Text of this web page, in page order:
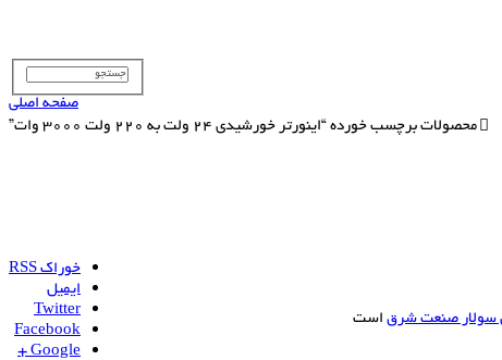
صفحه اصلی
محصولات برچسب خورده “اینورتر خورشیدی 24 ولت به 220 ولت 3000 وات”
سولار صنعت شرق است
خوراک RSS
ایمیل
Twitter
Facebook
Google +